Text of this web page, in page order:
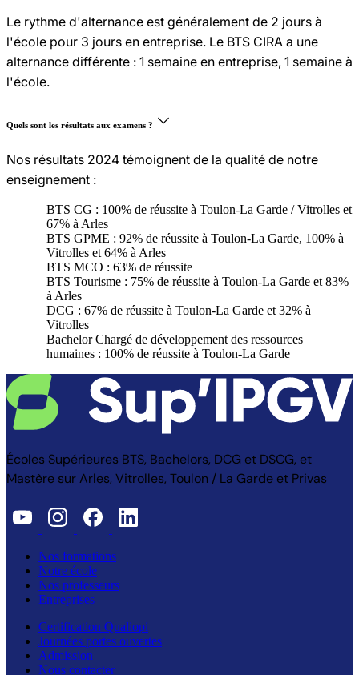
Le rythme d'alternance est généralement de 2 jours à
l'école pour 3 jours en entreprise. Le BTS CIRA a une
alternance différente : 1 semaine en entreprise, 1 semaine à
l'école.
Quels sont les résultats aux examens ?
Nos résultats 2024 témoignent de la qualité de notre
enseignement :
BTS CG : 100% de réussite à Toulon-La Garde / Vitrolles et
67% à Arles
BTS GPME : 92% de réussite à Toulon-La Garde, 100% à
Vitrolles et 64% à Arles
BTS MCO : 63% de réussite
BTS Tourisme : 75% de réussite à Toulon-La Garde et 83%
à Arles
DCG : 67% de réussite à Toulon-La Garde et 32% à
Vitrolles
Bachelor Chargé de développement des ressources
humaines : 100% de réussite à Toulon-La Garde
Écoles Supérieures BTS, Bachelors, DCG et DSCG, et
Mastère sur Arles, Vitrolles, Toulon / La Garde et Privas
Nos formations
Notre école
Nos professeurs
Entreprises
Certification Qualiopi
Journées portes ouvertes
Admission
Nous contacter